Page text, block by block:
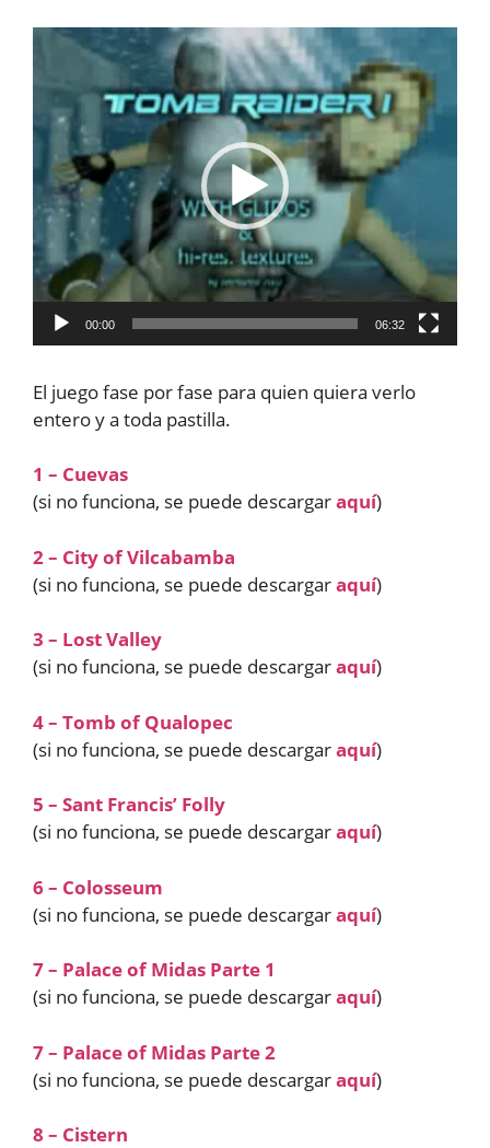
Reproductor
vídeo
00:00 06:32
El juego fase por fase para quien quiera verlo
entero y a toda pastilla.
1 – Cuevas
(si no funciona, se puede descargaraquí)
2 – City of Vilcabamba
(si no funciona, se puede descargaraquí)
3 – Lost Valley
(si no funciona, se puede descargaraquí)
4 – Tomb of Qualopec
(si no funciona, se puede descargaraquí)
5 – Sant Francis’ Folly
(si no funciona, se puede descargaraquí)
6 – Colosseum
(si no funciona, se puede descargaraquí)
7 – Palace of Midas Parte 1
(si no funciona, se puede descargaraquí)
7 – Palace of Midas Parte 2
(si no funciona, se puede descargaraquí)
8 – Cistern